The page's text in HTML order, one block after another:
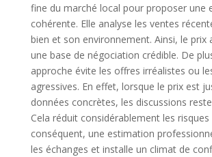
fine du marché local pour proposer une
cohérente. Elle analyse les ventes
bien et son environnement. Ainsi, le prix
une base de négociation crédible. De
approche évite les offres irréalistes ou
agressives. En effet, lorsque le prix est
données concrètes, les discussions
Cela réduit considérablement les
conséquent, une estimation
les échanges et installe un climat de